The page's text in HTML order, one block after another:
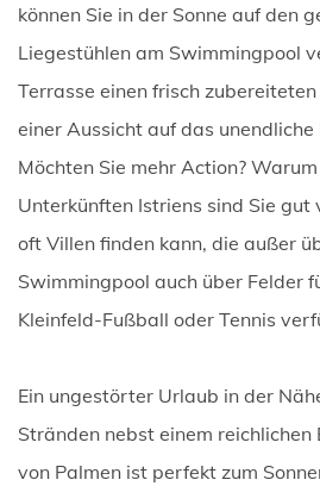
können Sie in der Sonne auf den
Liegestühlen am Swimmingpool
Terrasse einen frisch
einer Aussicht auf das
Möchten Sie mehr Action?
Unterkünften Istriens sind Sie
oft Villen finden kann, die außer
Swimmingpool auch über Felder
Kleinfeld-Fußball oder Tennis
Ein ungestörter Urlaub in der
Stränden nebst einem
von Palmen ist perfekt zum